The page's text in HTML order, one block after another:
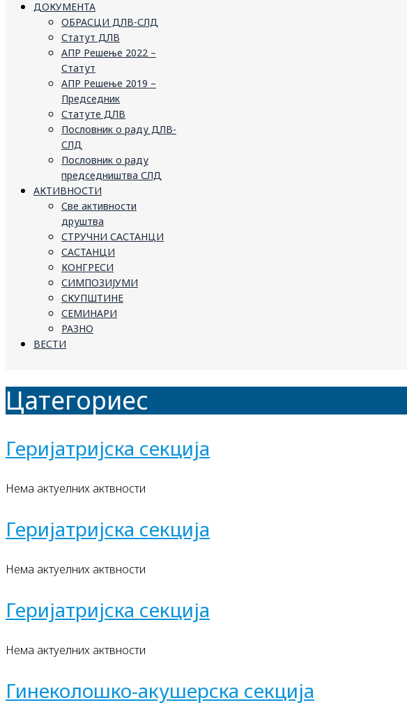
ДОКУМЕНТА
ОБРАСЦИ ДЛВ-СЛД
Статут ДЛВ
АПР Решење 2022 –
Статут
АПР Решење 2019 –
Председник
Статуте ДЛВ
Пословник о раду ДЛВ-
СЛД
Пословник о раду
председништва СЛД
АКТИВНОСТИ
Све активности
друштва
СТРУЧНИ САСТАНЦИ
САСТАНЦИ
КОНГРЕСИ
СИМПОЗИЈУМИ
СКУПШТИНЕ
СЕМИНАРИ
РАЗНО
ВЕСТИ
Цатегориес
Геријатријска секција
Нема актуелних актвности
Геријатријска секција
Нема актуелних актвности
Геријатријска секција
Нема актуелних актвности
Гинеколошко-акушерска секција